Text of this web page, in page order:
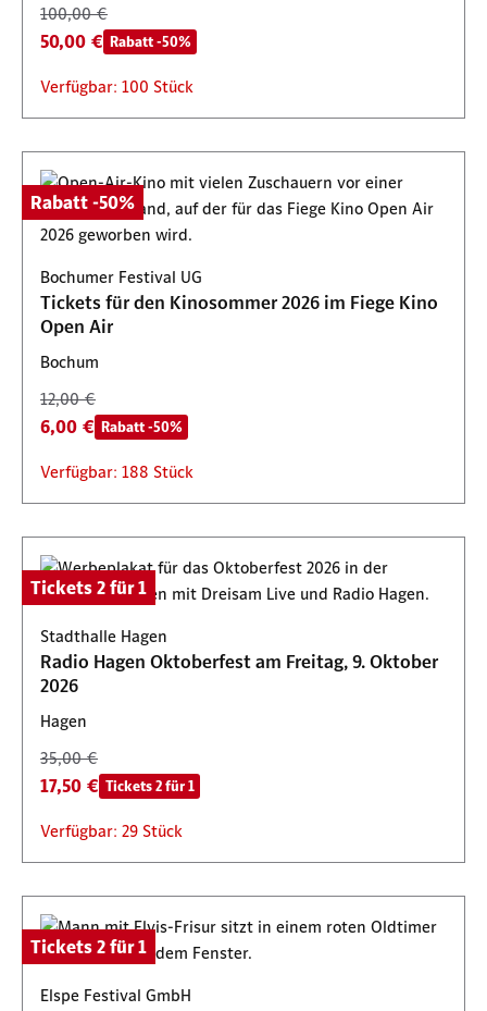
100,00 €
50,00 € Rabatt -50%
Verfügbar: 100 Stück
Rabatt -50%
Bochumer Festival UG
Tickets für den Kinosommer 2026 im Fiege Kino
Open Air
Bochum
12,00 €
6,00 € Rabatt -50%
Verfügbar: 188 Stück
Tickets 2 für 1
Stadthalle Hagen
Radio Hagen Oktoberfest am Freitag, 9. Oktober
2026
Hagen
35,00 €
17,50 € Tickets 2 für 1
Verfügbar: 29 Stück
Tickets 2 für 1
Elspe Festival GmbH